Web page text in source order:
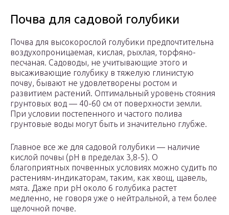
Почва для садовой голубики
Почва для высокорослой голубики предпочтительна
воздухопроницаемая, кислая, рыхлая, торфяно-
песчаная. Садоводы, не учитывающие этого и
высаживающие голубику в тяжелую глинистую
почву, бывают не удовлетворены ростом и
развитием растений. Оптимальный уровень стояния
грунтовых вод — 40-60 см от поверхности земли.
При условии постепенного и частого полива
грунтовые воды могут быть и значительно глубже.
Главное все же для садовой голубики — наличие
кислой почвы (рН в пределах 3,8-5). О
благоприятных почвенных условиях можно судить по
растениям-индикаторам, таким, как хвощ, щавель,
мята. Даже при рН около 6 голубика растет
медленно, не говоря уже о нейтральной, а тем более
щелочной почве.